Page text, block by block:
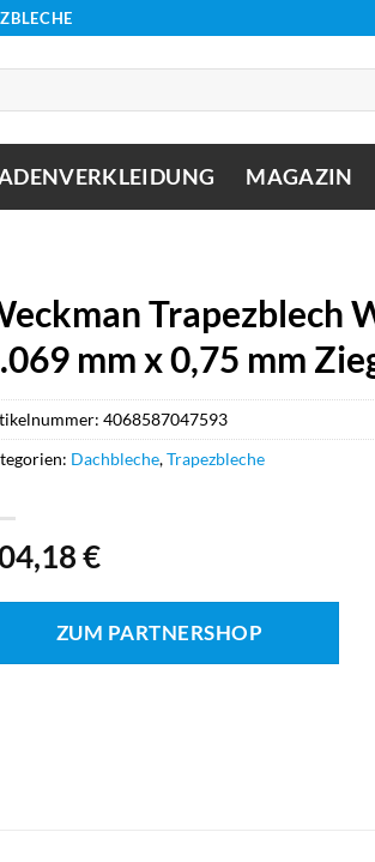
MAGAZIN
Trapezblech
mm x 0,75 mm
€
ZUM PARTNERSHOP
4068587047593
Dachbleche,Trapezbleche